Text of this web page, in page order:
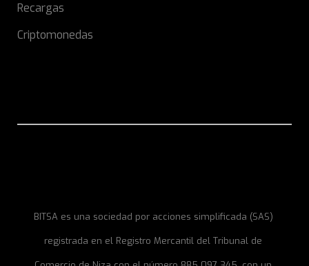
Recargas
Criptomonedas
BITSA es una sociedad por acciones simplificada (SAS)
registrada en el Registro Mercantil del Tribunal de